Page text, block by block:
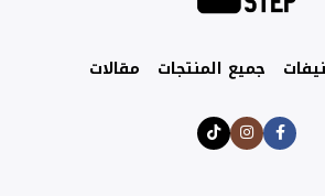
جميع المنتجات مقالات